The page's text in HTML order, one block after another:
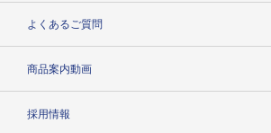
よくあるご質問
商品案内動画
採用情報